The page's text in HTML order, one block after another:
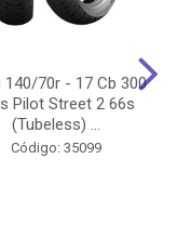
140/70r - 17 Cb 300
Pilot Street 2 66s
(Tubeless) ...
Código: 35099